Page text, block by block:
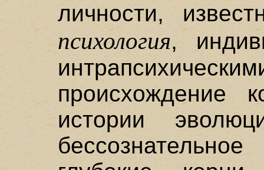
личности,
психология,
происхождение
истории